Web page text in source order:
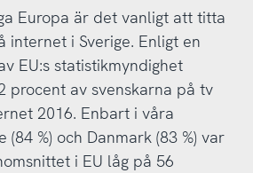
Europa är det vanligt att titta
internet i Sverige. Enligt en
EU:s statistikmyndighet
procent av svenskarna på tv
2016. Enbart i våra
(84 %) och Danmark (83 %) var
i EU låg på 56